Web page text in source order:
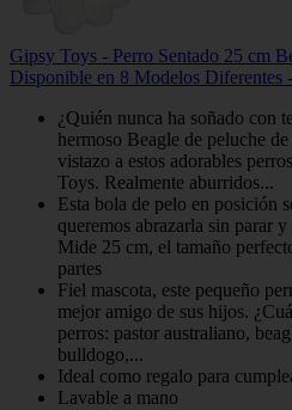
Gipsy Toys - Perro Sentado 25 cm
Disponible en 8 Modelos Diferentes
¿Quién nunca ha soñado con
hermoso Beagle de peluche
vistazo a estos adorables
Toys. Realmente aburridos...
Esta bola de pelo en posición
queremos abrazarla sin parar
Mide 25 cm, el tamaño
partes
Fiel mascota, este pequeño
mejor amigo de sus hijos.
perros: pastor australiano,
bulldogo,...
Ideal como regalo para
Lavable a mano